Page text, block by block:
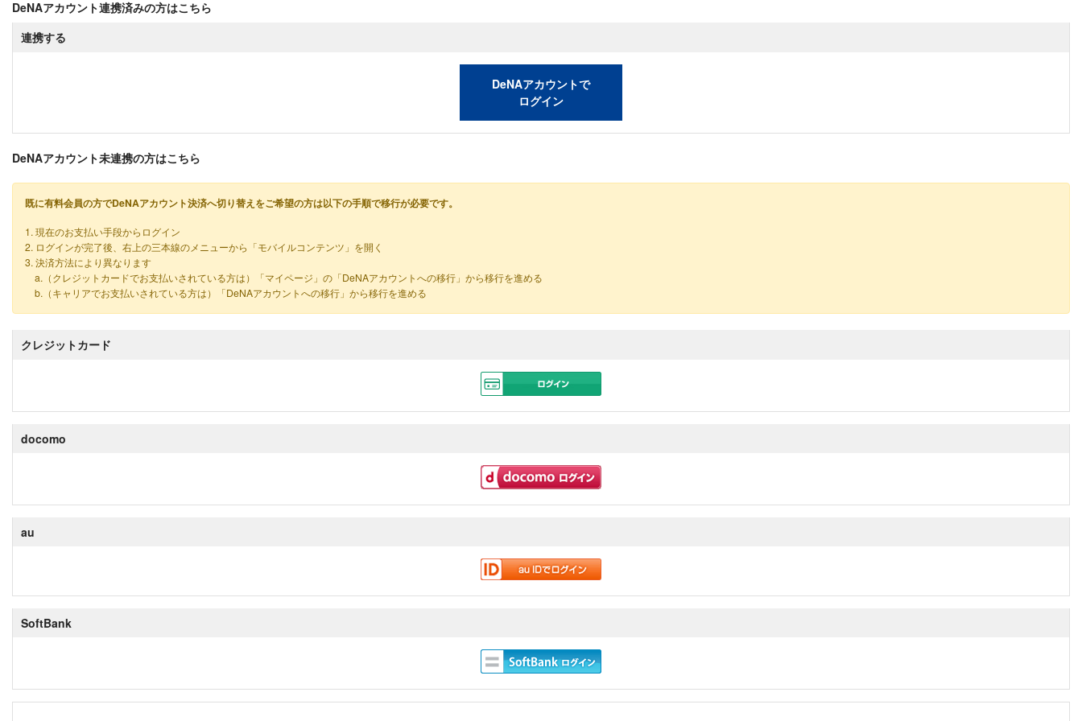
DeNAアカウント連携済みの方はこちら
連携する
DeNAアカウントで
ログイン
DeNAアカウント未連携の方はこちら
既に有料会員の方でDeNAアカウント決済へ切り替えをご希望の方は以下の手順で移行が必要です。
1. 現在のお支払い手段からログイン
2. ログインが完了後、右上の三本線のメニューから「モバイルコンテンツ」を開く
3. 決済方法により異なります
a.（クレジットカードでお支払いされている方は）「マイページ」の「DeNAアカウントへの移行」から移行を進める
b.（キャリアでお支払いされている方は）「DeNAアカウントへの移行」から移行を進める
クレジットカード
docomo
au
SoftBank